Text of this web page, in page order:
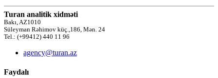
Turan analitik xidməti
Bakı, AZ1010
Süleyman Rəhimov küç.,186, Mən. 24
Tel.: (+99412) 440 11 96
agency@turan.az
Faydalı